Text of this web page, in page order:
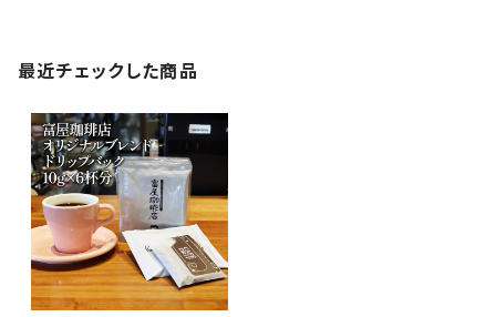
最近チェックした商品